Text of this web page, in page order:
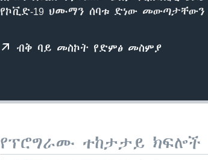
የኮቪድ-19 ህሙማን ሰባቱ ድነው
ብቅ ባይ መስኮት የድምፅ መስምያ
የፕሮግራሙ ተከታታይ ክፍሎች